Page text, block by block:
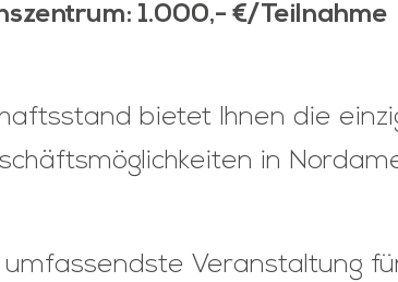
1.000,- €/Teilnahme
bietet Ihnen die
in
Veranstaltung